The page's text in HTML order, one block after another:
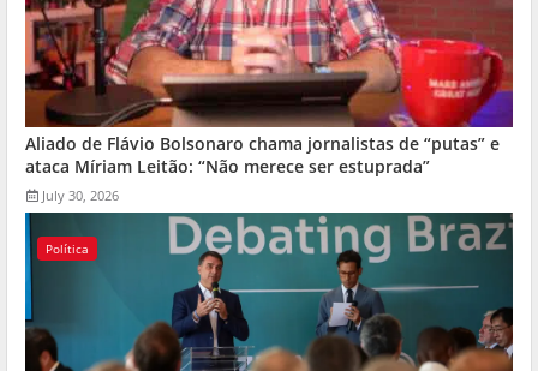
Aliado de Flávio Bolsonaro chama jornalistas de “putas” e
ataca Míriam Leitão: “Não merece ser estuprada”
July 30, 2026
Política